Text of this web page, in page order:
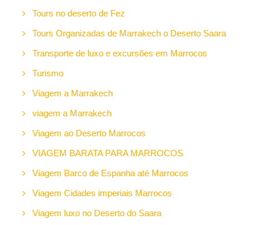
Tours no deserto de Fez
Tours Organizadas de Marrakech o Deserto Saara
Transporte de luxo e excursões em Marrocos
Turismo
Viagem a Marrakech
viagem a Marrakech
Viagem ao Deserto Marrocos
VIAGEM BARATA PARA MARROCOS
Viagem Barco de Espanha até Marrocos
Viagem Cidades imperiais Marrocos
Viagem luxo no Deserto do Saara